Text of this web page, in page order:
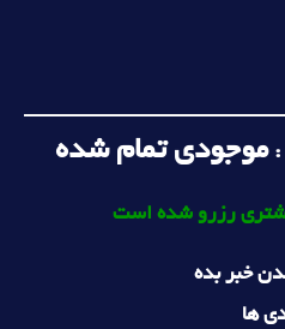
:موجودی تمام شده
مشتری رزرو شده است
خبر بده
ها